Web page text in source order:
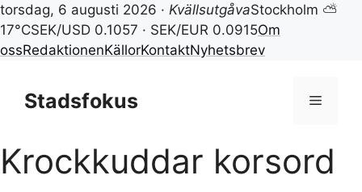
torsdag, 6 augusti 2026 · KvällsutgåvaStockholm ⛅
17°CSEK/USD 0.1057 · SEK/EUR 0.0915Om
ossRedaktionenKällorKontaktNyhetsbrev
innehållStadsfokus Meny
Krockkuddar korsord